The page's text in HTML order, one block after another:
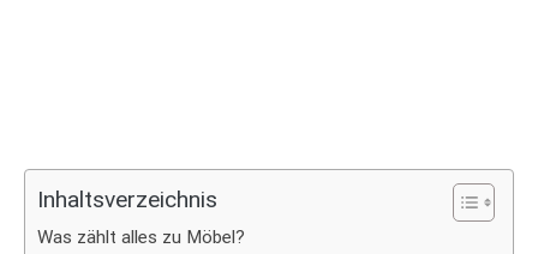
Inhaltsverzeichnis
Was zählt alles zu Möbel?